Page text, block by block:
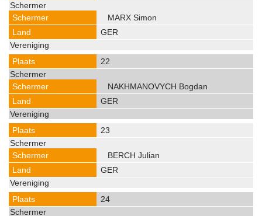
MARX Simon
GER
22
NAKHMANOVYCH Bogdan
GER
23
BERCH Julian
GER
24